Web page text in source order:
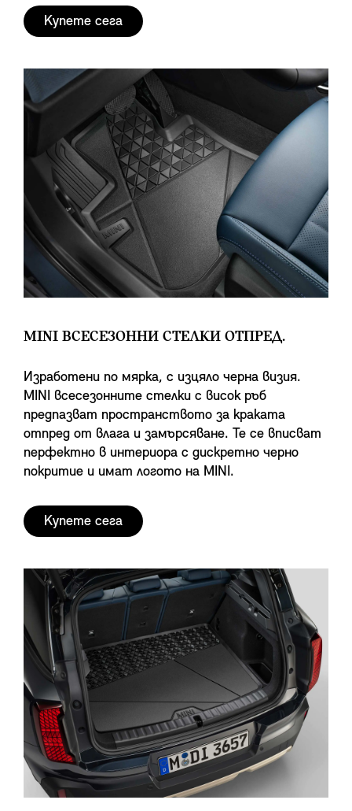
Купете сега
MINI ВСЕСЕЗОННИ СТЕЛКИ ОТПРЕД.
Изработени по мярка, с изцяло черна визия.
MINI всесезонните стелки с висок ръб
предпазват пространството за краката
отпред от влага и замърсяване. Те се вписват
перфектно в интериора с дискретно черно
покритие и имат логото на MINI.
Купете сега